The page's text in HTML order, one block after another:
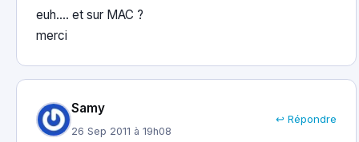
euh…. et sur MAC ?
merci
Samy
26 Sep 2011 à 19h08
↩ Répondre